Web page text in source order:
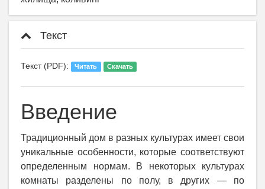
Текст
Текст (PDF): Читать Скачать
Введение
Традиционный дом в разных культурах имеет свои
уникальные особенности, которые соответствуют
определенным нормам. В некоторых культурах
комнаты разделены по полу, в других — по